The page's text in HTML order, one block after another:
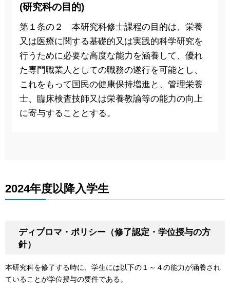
(研究科の目的)
第１条の２ 本研究科修士課程の目的は、栄養
又は医療に関する基礎的又は実践的科学研究を
行うために必要な高度な能力を涵養して、優れ
た専門職業人としての職務の遂行を可能とし、
これをもって国民の健康保持増進と、管理栄養
士、臨床検査技師又は栄養教諭等の能力の向上
に寄与することとする。
2024年度以降入学生
ディプロマ・ポリシー（修了認定・学位授与の方
針）
本研究科を修了する時に、学生には以下の１～４の能力が涵養され
ていることが学位授与の要件である。